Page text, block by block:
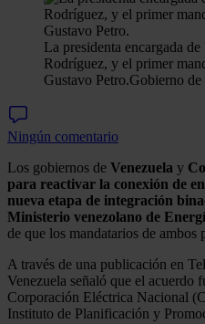
La presidenta encargada
Rodríguez, y el primer
Gustavo Petro.Gobierno
Ningún comentario
Los gobiernos de Venezuela y
para reactivar la conexión de
nueva etapa de integración
Ministerio venezolano de
de que los mandatarios de ambos
A través de una publicación en
Venezuela señaló que el acuerdo
Corporación Eléctrica Nacional
Instituto de Planificación y